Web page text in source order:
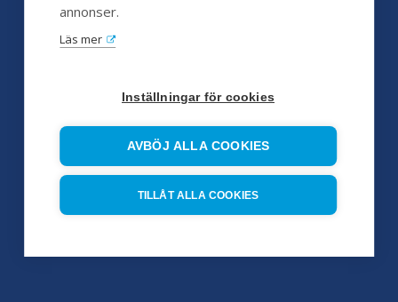
annonser.
Läs mer
Inställningar för cookies
AVBÖJ ALLA COOKIES
TILLÅT ALLA COOKIES
Försäljningsvillkor
Servicepartners
Referensobjekt